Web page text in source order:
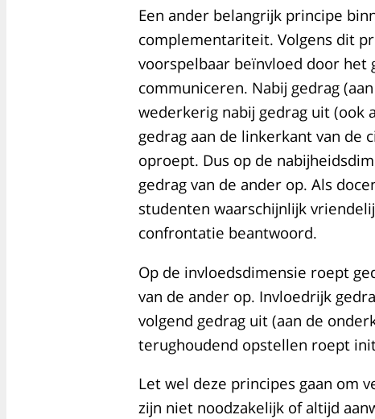
Een ander belangrijk principe
complementariteit. Volgens dit
voorspelbaar beïnvloed door het
communiceren. Nabij gedrag
wederkerig nabij gedrag uit (ook
gedrag aan de linkerkant van de
oproept. Dus op de
gedrag van de ander op. Als
studenten waarschijnlijk
confrontatie beantwoord.
Op de invloedsdimensie roept
van de ander op. Invloedrijk
volgend gedrag uit (aan de
terughoudend opstellen roept
Let wel deze principes gaan om
zijn niet noodzakelijk of altijd